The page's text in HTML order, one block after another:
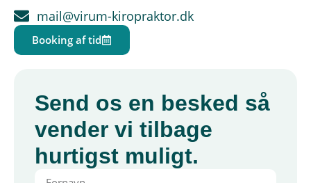
mail@virum-kiropraktor.dk
Booking af tid
Send os en besked så
vender vi tilbage
hurtigst muligt.